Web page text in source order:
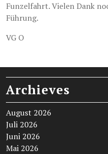
Funzelfahrt. Vielen Dank
Führung.
VG O
Archieves
August 2026
Juli 2026
Juni 2026
Mai 2026